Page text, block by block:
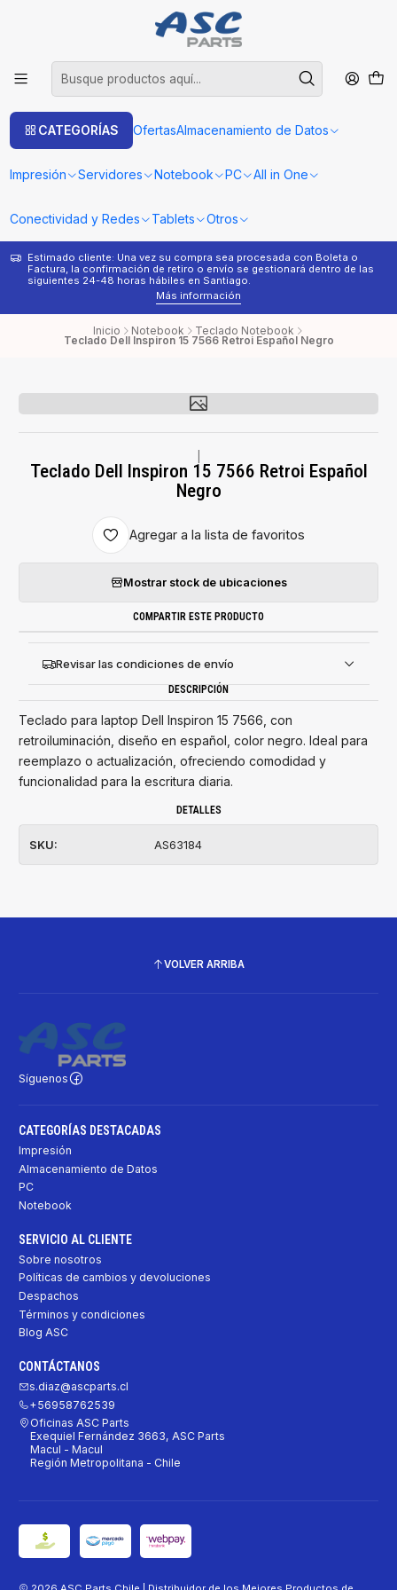
CATEGORÍAS OfertasAlmacenamiento de Datos
Impresión Servidores Notebook PC All in One
Conectividad y Redes Tablets Otros
Estimado cliente: Una vez su compra sea procesada con Boleta o
Factura, la confirmación de retiro o envío se gestionará dentro de las
siguientes 24-48 horas hábiles en Santiago.
Más información
Inicio Notebook Teclado Notebook
Teclado Dell Inspiron 15 7566 Retroi Español Negro
Teclado Dell Inspiron 15 7566 Retroi Español
Negro
Agregar a la lista de favoritos
Mostrar stock de ubicaciones
COMPARTIR ESTE PRODUCTO
Revisar las condiciones de envío
DESCRIPCIÓN
Teclado para laptop Dell Inspiron 15 7566, con
retroiluminación, diseño en español, color negro. Ideal para
reemplazo o actualización, ofreciendo comodidad y
funcionalidad para la escritura diaria.
DETALLES
SKU: AS63184
VOLVER ARRIBA
Síguenos
CATEGORÍAS DESTACADAS
Impresión
Almacenamiento de Datos
PC
Notebook
SERVICIO AL CLIENTE
Sobre nosotros
Políticas de cambios y devoluciones
Despachos
Términos y condiciones
Blog ASC
CONTÁCTANOS
s.diaz@ascparts.cl
+56958762539
Oficinas ASC Parts
Exequiel Fernández 3663, ASC Parts
Macul - Macul
Región Metropolitana - Chile